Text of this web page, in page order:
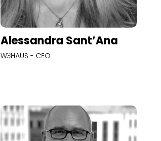
Alessandra Sant’Ana
W3HAUS - CEO